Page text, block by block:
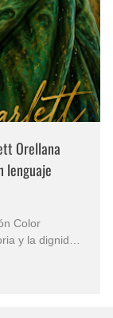
Orellana
lenguaje
Color
y la dignidad
en la